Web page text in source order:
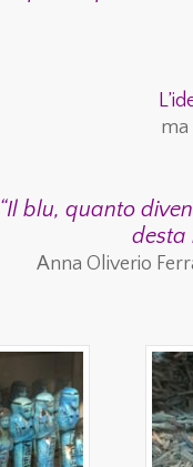
ma
“Il blu, quanto
desta
Anna Oliverio